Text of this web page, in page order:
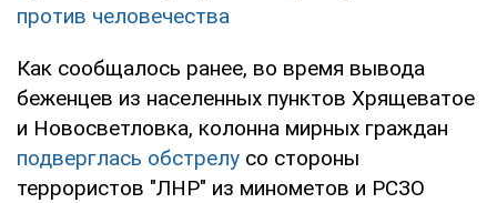
против человечества
Как сообщалось ранее, во время вывода
беженцев из населенных пунктов Хрящеватое
и Новосветловка, колонна мирных граждан
подверглась обстрелу со стороны
террористов "ЛНР" из минометов и РСЗО